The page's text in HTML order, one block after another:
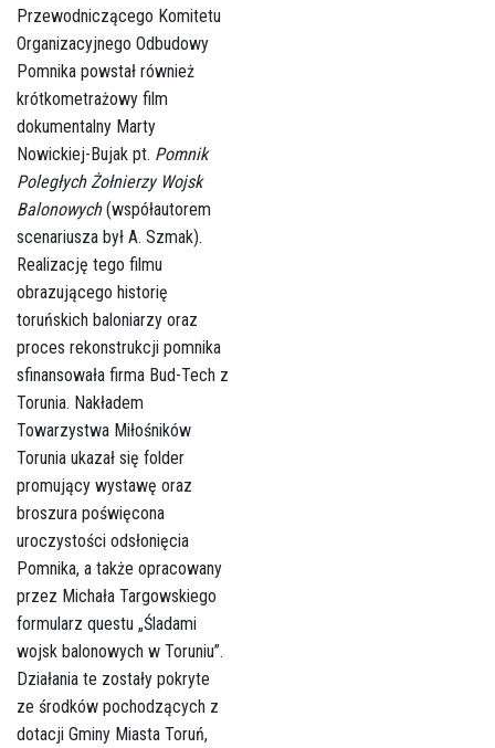
Przewodniczącego Komitetu
Organizacyjnego Odbudowy
Pomnika powstał również
krótkometrażowy film
dokumentalny Marty
Nowickiej-Bujak pt. Pomnik
Poległych Żołnierzy Wojsk
Balonowych(współautorem
scenariusza był A. Szmak).
Realizację tego filmu
obrazującego historię
toruńskich baloniarzy oraz
proces rekonstrukcji pomnika
sfinansowała firma Bud-Tech z
Torunia. Nakładem
Towarzystwa Miłośników
Torunia ukazał się folder
promujący wystawę oraz
broszura poświęcona
uroczystości odsłonięcia
Pomnika, a także opracowany
przez Michała Targowskiego
formularz questu „Śladami
wojsk balonowych w Toruniu”.
Działania te zostały pokryte
ze środków pochodzących z
dotacji Gminy Miasta Toruń,